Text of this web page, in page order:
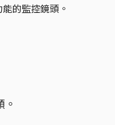
的監控鏡頭。